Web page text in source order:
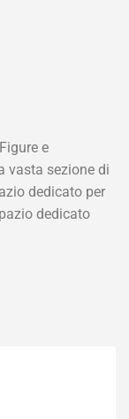
e
vasta sezione di
dedicato per
dedicato